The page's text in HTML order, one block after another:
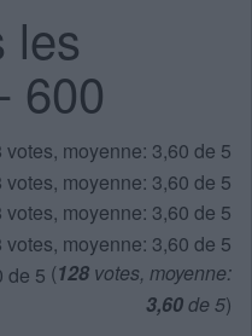
les
600
(128 votes, moyenne:
3,60de 5)